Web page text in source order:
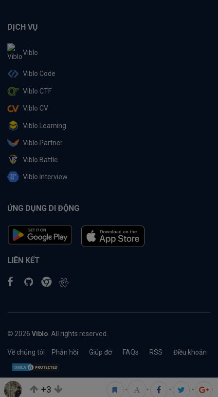
+3 • • • •
DỊCH VỤ
Viblo
Viblo Code
Viblo CTF
Viblo CV
Viblo Learning
Viblo Partner
Viblo Battle
Viblo Interview
ỨNG DỤNG DI ĐỘNG
LIÊN KẾT
© 2026 Viblo . All rights reserved.
Về chúng tôi Phản hồi Giúp đỡ FAQs RSS Điều khoản